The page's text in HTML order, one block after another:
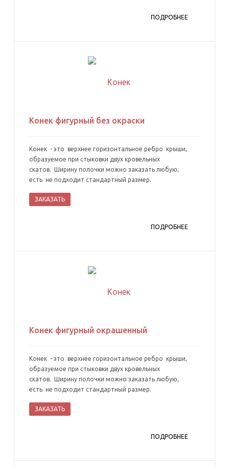
ПОДРОБНЕЕ
Конек фигурный без окраски
Конек - это верхнее горизонтальное ребро крыши,
образуемое при стыковки двух кровельных
скатов. Ширину полочки можно заказать любую,
есть не подходит стандартный размер.
ЗАКАЗАТЬ
ПОДРОБНЕЕ
Конек фигурный окрашенный
Конек - это верхнее горизонтальное ребро крыши,
образуемое при стыковки двух кровельных
скатов. Ширину полочки можно заказать любую,
есть не подходит стандартный размер.
ЗАКАЗАТЬ
ПОДРОБНЕЕ